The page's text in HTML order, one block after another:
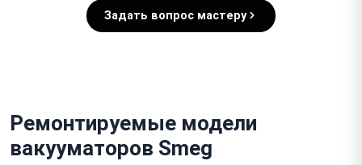
Задать вопрос мастеру
Ремонтируемые модели
вакууматоров Smeg